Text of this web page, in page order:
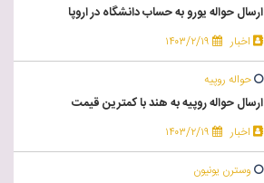
ارسال حواله یورو به حساب دانشگاه در اروپا
اخبار ۱۴۰۳/۲/۱۹
حواله روپیه
ارسال حواله روپیه به هند با کمترین قیمت
اخبار ۱۴۰۳/۲/۱۹
وسترن یونیون